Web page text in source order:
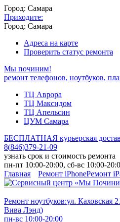
Город: Самара
Приходите:
Город: Самара
Адреса на карте
Проверить статус ремонта
Мы починим!
ремонт телефонов, ноутбуков,
ТЦ Аврора
ТЦ Максидом
ТЦ Апельсин
ЦУМ Самара
БЕСПЛАТНАЯ курьерская
8(846)379-21-09
узнать срок и стоимость ремонта
пн-пт 10:00-20:00, сб-вс 10:00-
Главная
Ремонт iPhoneРемонт
Ремонт ноутбуков:ул. Каховская
Вива Лэнд)
пн-вс 10:00-20:00